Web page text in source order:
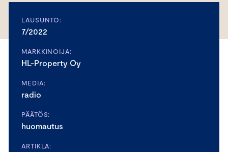
LAUSUNTO:
7/2022
MARKKINOIJA:
HL-Property Oy
MEDIA:
radio
PÄÄTÖS:
huomautus
ARTIKLA: